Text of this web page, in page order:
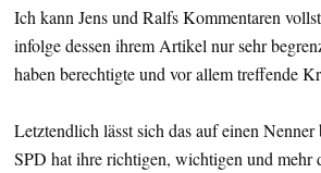
Ich kann Jens und Ralfs Kommentaren
infolge dessen ihrem Artikel nur sehr
haben berechtigte und vor allem treffende
Letztendlich lässt sich das auf einen Nenner
SPD hat ihre richtigen, wichtigen und mehr